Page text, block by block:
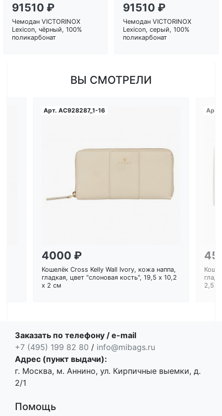
91510 ₽
Чемодан VICTORINOX
Lexicon, чёрный, 100%
поликарбонат
91510 ₽
Чемодан VICTORINOX
Lexicon, серый, 100%
поликарбонат
ВЫ СМОТРЕЛИ
Арт. AC928287_1-16
4000 ₽
Кошелёк Cross Kelly Wall Ivory, кожа наппа,
гладкая, цвет "слоновая кость", 19,5 x 10,2
x 2 см
Арт.
2,5
Заказать по телефону / e-mail
+7 (495) 199 82 80 / info@mibags.ru
Адрес (пункт выдачи):
г. Москва, м. Аннино, ул. Кирпичные выемки, д.
2/1
Помощь